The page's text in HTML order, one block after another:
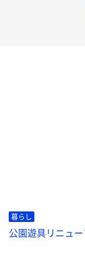
暮らし
公園遊具リニュ